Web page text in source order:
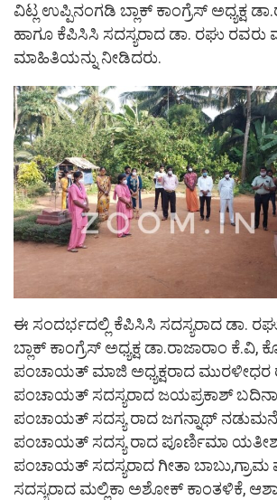
ವಿಟ್ಲ ಉಪ್ಪಿನಂಗಡಿ ಬ್ಲಾಕ್ ಕಾಂಗ್ರೆಸ್ ಅಧ್ಯಕ್ಷ
ಹಾಗೂ ಕೆಪಿಸಿಸಿ ಸದಸ್ಯರಾದ ಡಾ. ರಘು ರವರು
ಮಾಹಿತಿಯನ್ನು ನೀಡಿದರು.
ಈ ಸಂದರ್ಭದಲ್ಲಿ ಕೆಪಿಸಿಸಿ ಸದಸ್ಯರಾದ ಡಾ.
ಬ್ಲಾಕ್ ಕಾಂಗ್ರೆಸ್ ಅಧ್ಯಕ್ಷ ಡಾ.ರಾಜಾರಾಂ
ಪಂಚಾಯತ್ ಮಾಜಿ ಅಧ್ಯಕ್ಷರಾದ ಮುರಳೀಧರ
ಪಂಚಾಯತ್ ಸದಸ್ಯರಾದ ಜಯಪ್ರಕಾಶ್
ಪಂಚಾಯತ್ ಸದಸ್ಯ ರಾದ ಜಗನ್ನಾಥ್
ಪಂಚಾಯತ್ ಸದಸ್ಯ ರಾದ ಪೂರ್ಣಿಮಾ ಯತೀಶ್
ಪಂಚಾಯತ್ ಸದಸ್ಯರಾದ ಗೀತಾ
ಸದಸ್ಯರಾದ ಮಲ್ಲಿಕಾ ಅಶೋಕ್ ಕಾಂತಳಿಕೆ, ಆಶಾ